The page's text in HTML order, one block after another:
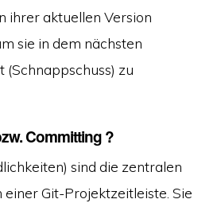
ihrer aktuellen Version
sie in dem nächsten
zu
Committing ?
sind die zentralen
Git-Projektzeitleiste. Sie